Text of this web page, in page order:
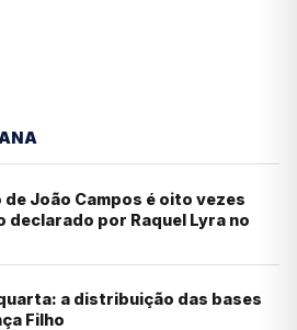
João Campos é oito vezes
declarado por Raquel Lyra no
a distribuição das bases
Filho